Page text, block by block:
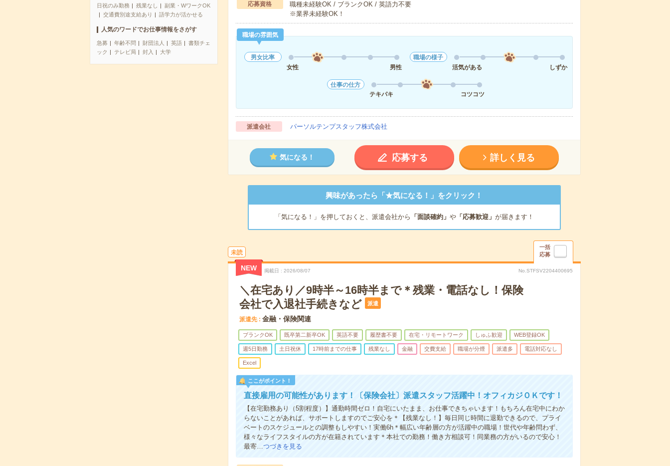
日祝のみ勤務
残業なし
副業・WワークOK
交通費別途支給あり
語学力が活かせる
人気のワードでお仕事情報をさがす
急募 年齢不問 財団法人 英語
書類チェ
ック
テレビ局 封入 大学
応募資格
職種未経験OK / ブランクOK / 英語力不要
※業界未経験OK！
職場の雰囲気
男女比率
女性
男性
職場の様子
活気がある
しずか
仕事の仕方
テキパキ
コツコツ
派遣会社 パーソルテンプスタッフ株式会社
気になる！ 応募する 詳しく見る
興味があったら「★気になる！」をクリック！
「気になる！」を押しておくと、派遣会社から 「面談確約」 や「応募歓迎」 が届きます！
未読
一括
応募
NEW 掲載日 2026/08/07 No.STFSV2204400695
＼在宅あり／9時半～16時半まで＊残業・電話なし！保険
会社で入退社手続きなど
派遣
派遣先 金融・保険関連
ブランクOK 既卒第二新卒OK 英語不要 履歴書不要 在宅・リモートワーク しゅふ歓迎 WEB登録OK
週5日勤務 土日祝休 17時前までの仕事 残業なし 金融 交費支給 職場が分煙 派遣多 電話対応なし
Excel
ここがポイント！
直接雇用の可能性があります！〔保険会社〕派遣スタッフ活躍中！オフィカジＯＫです！
【在宅勤務あり（5割程度）】通勤時間ゼロ！自宅にいたまま、お仕事できちゃいます！もちろん在宅中にわか
らないことがあれば、サポートしますのでご安心を＊【残業なし！】毎日同じ時間に退勤できるので、プライ
ベートのスケジュールとの調整もしやすい！実働6h＊幅広い年齢層の方が活躍中の職場！世代や年齢問わず、
様々なライフスタイルの方が在籍されています＊本社での勤務！働き方相談可！同業務の方がいるので安心！
最寄…つづきを見る